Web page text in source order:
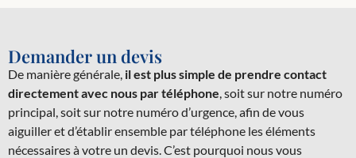
Demander un devis
De manière générale, il est plus simple de prendre contact
directement avec nous par téléphone, soit sur notre numéro
principal, soit sur notre numéro d’urgence, afin de vous
aiguiller et d’établir ensemble par téléphone les éléments
nécessaires à votre un devis. C’est pourquoi nous vous